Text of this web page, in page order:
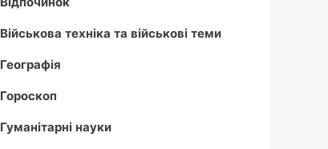
Військова техніка та військові теми
Географія
Гороскоп
Гуманітарні науки